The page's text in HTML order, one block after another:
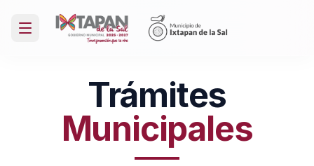
Trámites
Municipales